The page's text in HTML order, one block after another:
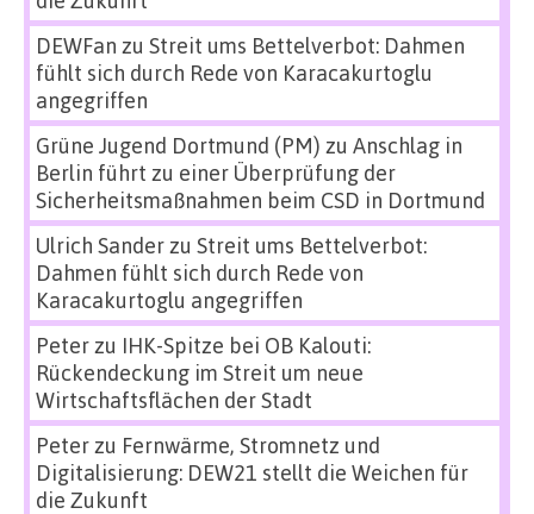
DEWFan zu Streit ums Bettelverbot: Dahmen
fühlt sich durch Rede von Karacakurtoglu
angegriffen
Grüne Jugend Dortmund (PM) zu Anschlag in
Berlin führt zu einer Überprüfung der
Sicherheitsmaßnahmen beim CSD in Dortmund
Ulrich Sanderzu Streit ums Bettelverbot:
Dahmen fühlt sich durch Rede von
Karacakurtoglu angegriffen
Peterzu IHK-Spitze bei OB Kalouti:
Rückendeckung im Streit um neue
Wirtschaftsflächen der Stadt
Peterzu Fernwärme, Stromnetz und
Digitalisierung: DEW21 stellt die Weichen für
die Zukunft